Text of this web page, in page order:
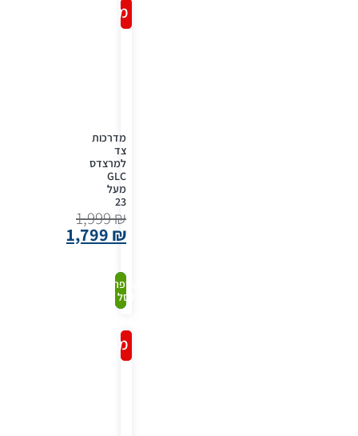
מדרכות
צד
למרצדס
GLC
מעל
23
1,999₪
1,799 ₪
קנה
עכשיו
הוספה
לסל
מבצע!
מבצע!